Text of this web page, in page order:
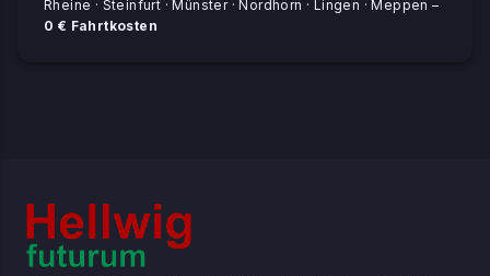
Rheine · Steinfurt · Münster · Nordhorn · Lingen · Meppen –
0 € Fahrtkosten